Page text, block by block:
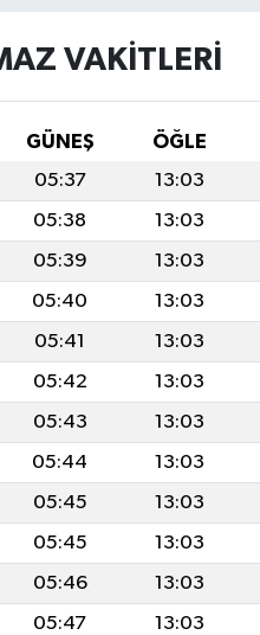
VAKITLERI
GÜNEŞ ÖĞLE
05:37 13:03
05:38 13:03
05:39 13:03
05:40 13:03
05:41 13:03
05:42 13:03
05:43 13:03
05:44 13:03
05:45 13:03
05:45 13:03
05:46 13:03
05:47 13:03